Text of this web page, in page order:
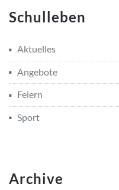
Schulleben
Aktuelles
Angebote
Feiern
Sport
Archive